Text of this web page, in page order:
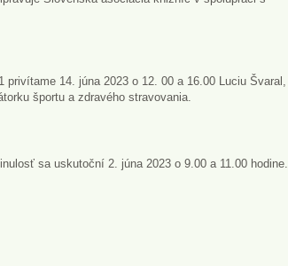
14. júna 2023 o 12. 00 a 16.00 Luciu Švaral,
športu a zdravého stravovania.
sa uskutoční 2. júna 2023 o 9.00 a 11.00 hodine.